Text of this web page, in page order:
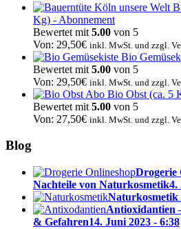
Kg) - Abonnement
Bewertet mit 5.00 von 5
Von: 29,50€ inkl. MwSt. und zzgl.
Bio
Bewertet mit 5.00 von 5
Von: 29,50€ inkl. MwSt. und zzgl.
Bio Obst (ca. 5
Bewertet mit 5.00 von 5
Von: 27,50€ inkl. MwSt. und zzgl.
Blog
Drogerie
Nachteile von Naturkosmetik4.
Naturkosmetik
Antioxidantien
& Gefahren14. Juni 2023 - 6:38